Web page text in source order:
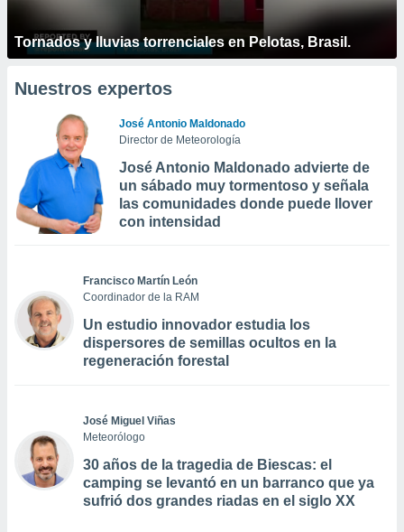
Tornados y lluvias torrenciales en Pelotas, Brasil.
Nuestros expertos
José Antonio Maldonado
Director de Meteorología
José Antonio Maldonado advierte de
un sábado muy tormentoso y señala
las comunidades donde puede llover
con intensidad
Francisco Martín León
Coordinador de la RAM
Un estudio innovador estudia los
dispersores de semillas ocultos en la
regeneración forestal
José Miguel Viñas
Meteorólogo
30 años de la tragedia de Biescas: el
camping se levantó en un barranco que ya
sufrió dos grandes riadas en el siglo XX